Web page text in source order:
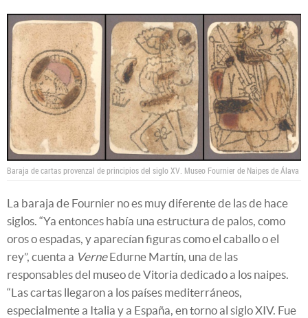
Baraja de cartas provenzal de principios del siglo XV. Museo Fournier de Naipes de Álava
La baraja de Fournier no es muy diferente de las de hace
siglos. “Ya entonces había una estructura de palos, como
oros o espadas, y aparecían figuras como el caballo o el
rey”, cuenta a VerneEdurne Martín, una de las
responsables del museo de Vitoria dedicado a los naipes.
“Las cartas llegaron a los países mediterráneos,
especialmente a Italia y a España, en torno al siglo XIV. Fue